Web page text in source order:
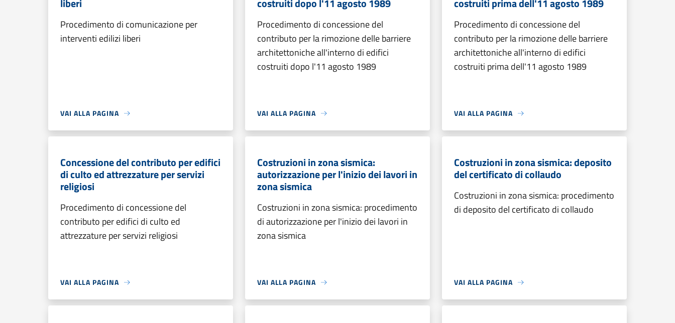
liberi
Procedimento di comunicazione per
interventi edilizi liberi
VAI ALLA PAGINA
costruiti dopo l'11 agosto 1989
Procedimento di concessione del
contributo per la rimozione delle barriere
architettoniche all'interno di edifici
costruiti dopo l'11 agosto 1989
VAI ALLA PAGINA
costruiti prima dell'11 agosto 1989
Procedimento di concessione del
contributo per la rimozione delle barriere
architettoniche all'interno di edifici
costruiti prima dell'11 agosto 1989
VAI ALLA PAGINA
Concessione del contributo per edifici
di culto ed attrezzature per servizi
religiosi
Procedimento di concessione del
contributo per edifici di culto ed
attrezzature per servizi religiosi
VAI ALLA PAGINA
Costruzioni in zona sismica:
autorizzazione per l'inizio dei lavori in
zona sismica
Costruzioni in zona sismica: procedimento
di autorizzazione per l'inizio dei lavori in
zona sismica
VAI ALLA PAGINA
Costruzioni in zona sismica: deposito
del certificato di collaudo
Costruzioni in zona sismica: procedimento
di deposito del certificato di collaudo
VAI ALLA PAGINA